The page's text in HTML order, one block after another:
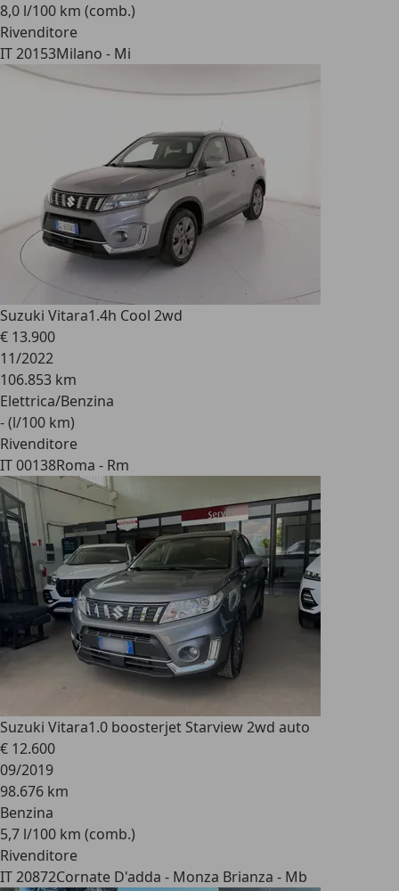
8,0 l/100 km (comb.)
Rivenditore
IT 20153Milano - Mi
Suzuki Vitara1.4h Cool 2wd
€ 13.900
11/2022
106.853 km
Elettrica/Benzina
- (l/100 km)
Rivenditore
IT 00138Roma - Rm
Suzuki Vitara1.0 boosterjet Starview 2wd auto
€ 12.600
09/2019
98.676 km
Benzina
5,7 l/100 km (comb.)
Rivenditore
IT 20872Cornate D'adda - Monza Brianza - Mb